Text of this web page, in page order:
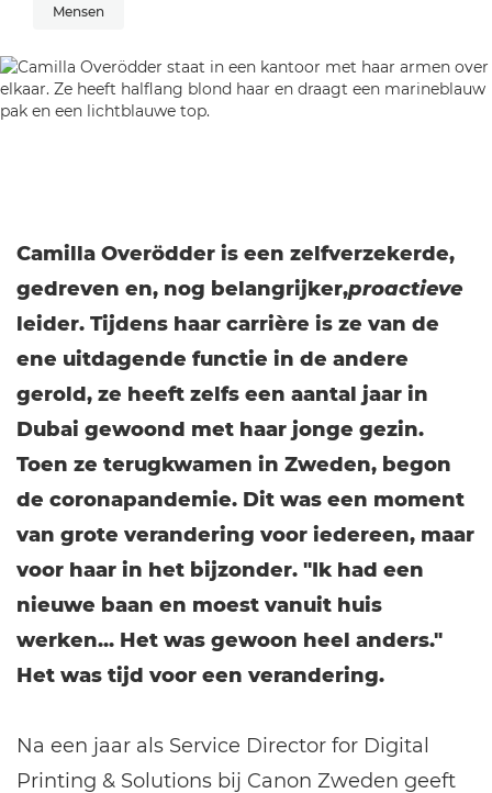
Mensen
Camilla Overödder is een zelfverzekerde,
gedreven en, nog belangrijker,proactieve
leider. Tijdens haar carrière is ze van de
ene uitdagende functie in de andere
gerold, ze heeft zelfs een aantal jaar in
Dubai gewoond met haar jonge gezin.
Toen ze terugkwamen in Zweden, begon
de coronapandemie. Dit was een moment
van grote verandering voor iedereen, maar
voor haar in het bijzonder. "Ik had een
nieuwe baan en moest vanuit huis
werken... Het was gewoon heel anders."
Het was tijd voor een verandering.
Na een jaar als Service Director for Digital
Printing & Solutions bij Canon Zweden geeft